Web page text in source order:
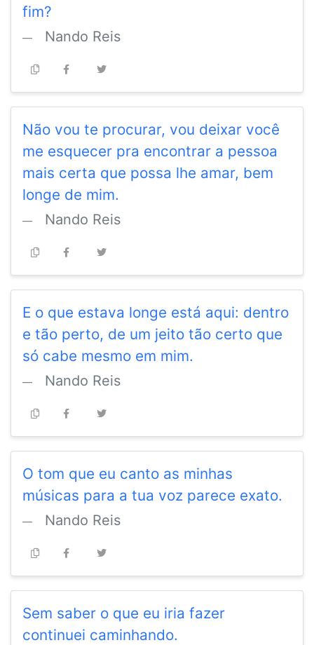
fim?
Nando Reis
Não vou te procurar, vou deixar você
me esquecer pra encontrar a pessoa
mais certa que possa lhe amar, bem
longe de mim.
Nando Reis
E o que estava longe está aqui: dentro
e tão perto, de um jeito tão certo que
só cabe mesmo em mim.
Nando Reis
O tom que eu canto as minhas
músicas para a tua voz parece exato.
Nando Reis
Sem saber o que eu iria fazer
continuei caminhando.